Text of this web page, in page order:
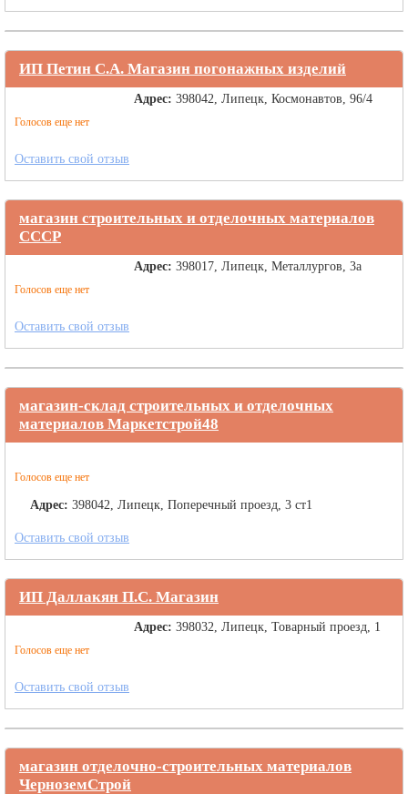
ИП Петин С.А. Магазин погонажных изделий
Голосов еще нет
Адрес: 398042, Липецк, Космонавтов, 96/4
Оставить свой отзыв
магазин строительных и отделочных материалов
СССР
Голосов еще нет
Адрес: 398017, Липецк, Металлургов, 3а
Оставить свой отзыв
магазин-склад строительных и отделочных
материалов Маркетстрой48
Голосов еще нет
Адрес: 398042, Липецк, Поперечный проезд, 3 ст1
Оставить свой отзыв
ИП Даллакян П.С. Магазин
Голосов еще нет
Адрес: 398032, Липецк, Товарный проезд, 1
Оставить свой отзыв
магазин отделочно-строительных материалов
ЧерноземСтрой